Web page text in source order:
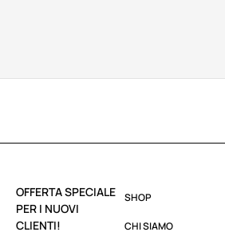
OFFERTA SPECIALE
PER I NUOVI
CLIENTI!
SHOP
CHI SIAMO